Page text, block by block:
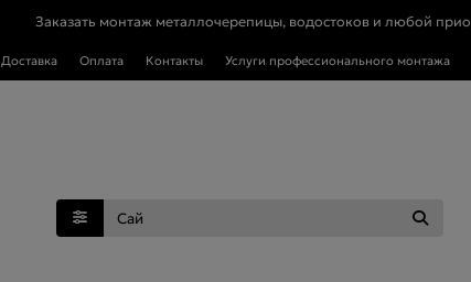
Заказать монтаж металлочерепицы, водостоков и любой
Доставка Оплата Контакты Услуги профессионального монтажа